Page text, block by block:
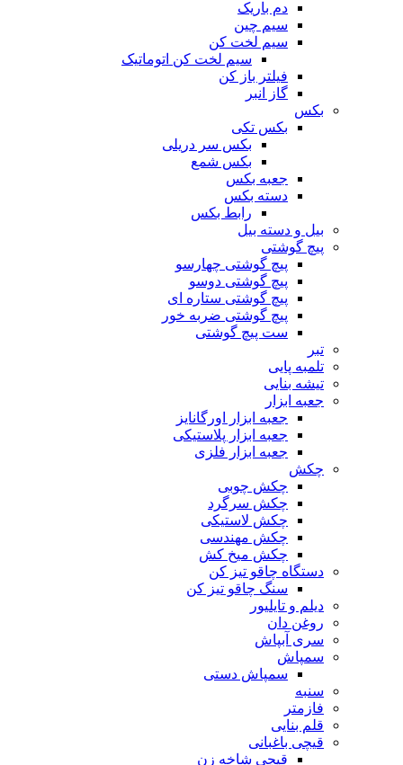
دم باریک
سیم چین
سیم لخت کن
سیم لخت کن اتوماتیک
فیلتر باز کن
گاز انبر
بکس
بکس تکی
بکس سر دریلی
بکس شمع
جعبه بکس
دسته بکس
رابط بکس
بیل و دسته بیل
پیچ گوشتی
پیچ گوشتی چهارسو
پیچ گوشتی دوسو
پیچ گوشتی ستاره‌ ای
پیچ گوشتی ضربه خور
ست پیچ گوشتی
تبر
تلمبه پایی
تیشه بنایی
جعبه ابزار
جعبه ابزار اورگانایز
جعبه ابزار پلاستیکی
جعبه ابزار فلزی
چکش
چکش چوبی
چکش سرگرد
چکش لاستیکی
چکش مهندسی
چکش میخ کش
دستگاه چاقو تیز کن
سنگ چاقو تیز کن
دیلم و تایلیور
روغن دان
سری آبپاش
سمپاش
سمپاش دستی
سنبه
فازمتر
قلم بنایی
قیچی باغبانی
قیچی شاخه زن